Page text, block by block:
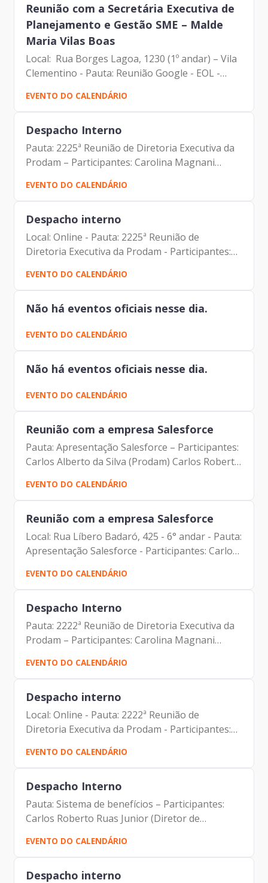
Reunião com a Secretária Executiva de
Planejamento e Gestão SME – Malde
Maria Vilas Boas
Local: Rua Borges Lagoa, 1230 (1º andar) – Vila
Clementino - Pauta: Reunião Google - EOL -
Participantes: Johann Nogueira Dantas
(Diretor-Presidente da Prodam) Malde Maria
Vilas Boas (Secretária...
EVENTO DO CALENDÁRIO
Despacho Interno
Pauta: 2225ª Reunião de Diretoria Executiva da
Prodam – Participantes: Carolina Magnani
Hiromoto (Assessora Jurídica da Presidência e
DPO) Carlos Roberto Ruas Junior (Diretor de
Inovação e...
EVENTO DO CALENDÁRIO
Despacho interno
Local: Online - Pauta: 2225ª Reunião de
Diretoria Executiva da Prodam - Participantes:
Carolina Magnani Hiromoto (Assessora Jurídica
da Presidência e DPO) Carlos Roberto Ruas
Junior (Diretor de...
EVENTO DO CALENDÁRIO
Não há eventos oficiais nesse dia.
EVENTO DO CALENDÁRIO
Não há eventos oficiais nesse dia.
EVENTO DO CALENDÁRIO
Reunião com a empresa Salesforce
Pauta: Apresentação Salesforce – Participantes:
Carlos Alberto da Silva (Prodam) Carlos Roberto
Ruas Junior (Prodam) Christian de Abreu
(Salesforce) Eduardo Amaro Bueno (Prodam)
Eduardo Yokoyama...
EVENTO DO CALENDÁRIO
Reunião com a empresa Salesforce
Local: Rua Líbero Badaró, 425 - 6° andar - Pauta:
Apresentação Salesforce - Participantes: Carlos
Alberto da Silva (Prodam) Carlos Roberto Ruas
Junior (Prodam) Christian de Abreu
(Salesforce)...
EVENTO DO CALENDÁRIO
Despacho Interno
Pauta: 2222ª Reunião de Diretoria Executiva da
Prodam – Participantes: Carolina Magnani
Hiromoto (Assessora Jurídica da Presidência e
DPO) Carlos Roberto Ruas Junior (Diretor de
Inovação e...
EVENTO DO CALENDÁRIO
Despacho interno
Local: Online - Pauta: 2222ª Reunião de
Diretoria Executiva da Prodam - Participantes:
Carolina Magnani Hiromoto (Assessora Jurídica
da Presidência e DPO) Carlos Roberto Ruas
Junior (Diretor de...
EVENTO DO CALENDÁRIO
Despacho Interno
Pauta: Sistema de benefícios – Participantes:
Carlos Roberto Ruas Junior (Diretor de
Inovação e Arquitetura Organizacional) Claudio
Aparecido Martins (Gerente de
Desenvolvimento e Operações)...
EVENTO DO CALENDÁRIO
Despacho interno